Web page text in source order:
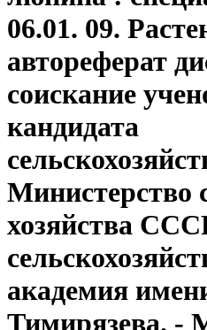
06.01. 09.
автореферат
соискание
кандидата
Министерство
хозяйства
академия
Тимирязева. -